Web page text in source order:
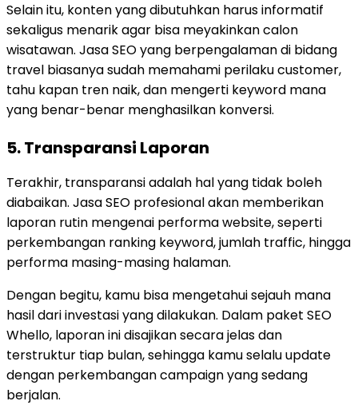
Selain itu, konten yang dibutuhkan harus informatif
sekaligus menarik agar bisa meyakinkan calon
wisatawan. Jasa SEO yang berpengalaman di bidang
travel biasanya sudah memahami perilaku customer,
tahu kapan tren naik, dan mengerti keyword mana
yang benar-benar menghasilkan konversi.
5. Transparansi Laporan
Terakhir, transparansi adalah hal yang tidak boleh
diabaikan. Jasa SEO profesional akan memberikan
laporan rutin mengenai performa website, seperti
perkembangan ranking keyword, jumlah traffic, hingga
performa masing-masing halaman.
Dengan begitu, kamu bisa mengetahui sejauh mana
hasil dari investasi yang dilakukan. Dalam paket SEO
Whello, laporan ini disajikan secara jelas dan
terstruktur tiap bulan, sehingga kamu selalu update
dengan perkembangan campaign yang sedang
berjalan.